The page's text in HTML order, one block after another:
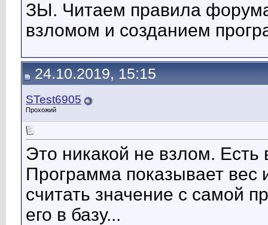
ЗЫ. Читаем правила
взломом и созданием
24.10.2019, 15:15
STest6905
Прохожий
Это никакой не взлом.
Программа показывает
считать значение с самой
его в базу...